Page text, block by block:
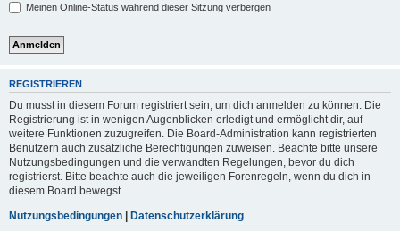
Meinen Online-Status während dieser Sitzung verbergen
REGISTRIEREN
Du musst in diesem Forum registriert sein, um dich anmelden zu können. Die
Registrierung ist in wenigen Augenblicken erledigt und ermöglicht dir, auf
weitere Funktionen zuzugreifen. Die Board-Administration kann registrierten
Benutzern auch zusätzliche Berechtigungen zuweisen. Beachte bitte unsere
Nutzungsbedingungen und die verwandten Regelungen, bevor du dich
registrierst. Bitte beachte auch die jeweiligen Forenregeln, wenn du dich in
diesem Board bewegst.
Nutzungsbedingungen | Datenschutzerklärung